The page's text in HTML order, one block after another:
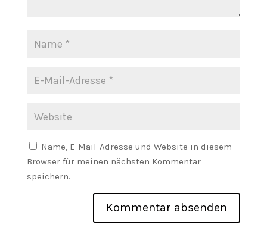
Name, E-Mail-Adresse und Website in diesem
Browser für meinen nächsten Kommentar
speichern.